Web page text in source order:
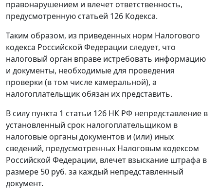
правонарушением и влечет ответственность,
предусмотренную статьей 126 Кодекса.
Таким образом, из приведенных норм Налогового
кодекса Российской Федерации следует, что
налоговый орган вправе истребовать информацию
и документы, необходимые для проведения
проверки (в том числе камеральной), а
налогоплательщик обязан их представить.
В силу пункта 1 статьи 126 НК РФ непредставление в
установленный срок налогоплательщиком в
налоговые органы документов и (или) иных
сведений, предусмотренных Налоговым кодексом
Российской Федерации, влечет взыскание штрафа в
размере 50 руб. за каждый непредставленный
документ.